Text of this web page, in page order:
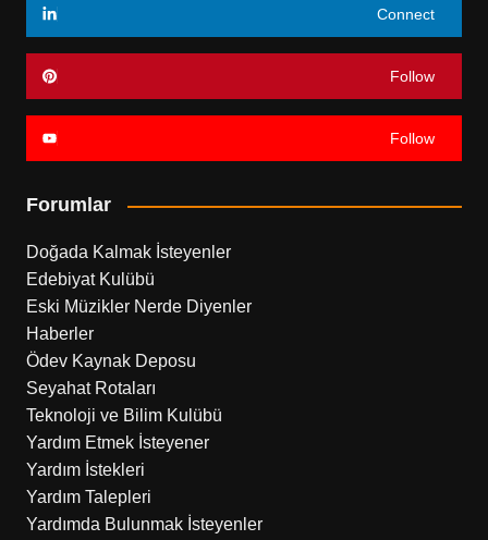
Connect
Follow
Follow
Forumlar
Doğada Kalmak İsteyenler
Edebiyat Kulübü
Eski Müzikler Nerde Diyenler
Haberler
Ödev Kaynak Deposu
Seyahat Rotaları
Teknoloji ve Bilim Kulübü
Yardım Etmek İsteyener
Yardım İstekleri
Yardım Talepleri
Yardımda Bulunmak İsteyenler